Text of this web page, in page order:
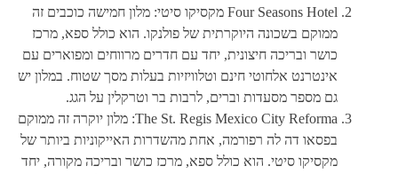
Four Seasons Hotel מקסיקו סיטי: מלון חמישה כוכבים זה
ממוקם בשכונה היוקרתית של פולנקו. הוא כולל ספא, מרכז
כושר ובריכה חיצונית, יחד עם חדרים מרווחים ומפוארים עם
אינטרנט אלחוטי חינם וטלוויזיות בעלות מסך שטוח. במלון יש
גם מספר מסעדות וברים, לרבות בר וטרקלין על הגג.
The St. Regis Mexico City Reforma: מלון יוקרה זה ממוקם
בפסאו דה לה רפורמה, אחת מהשדרות האייקוניות ביותר של
מקסיקו סיטי. הוא כולל ספא, מרכז כושר ובריכה מקורה, יחד